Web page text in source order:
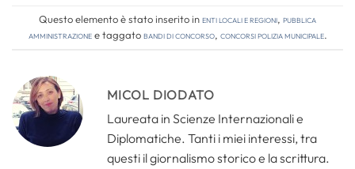
Questo elemento è stato inserito inEnti locali e regioni, Pubblica
amministrazionee taggatobandi di concorso, concorsi polizia municipale.
MICOL DIODATO
Laureata in Scienze Internazionali e
Diplomatiche. Tanti i miei interessi, tra
questi il giornalismo storico e la scrittura.